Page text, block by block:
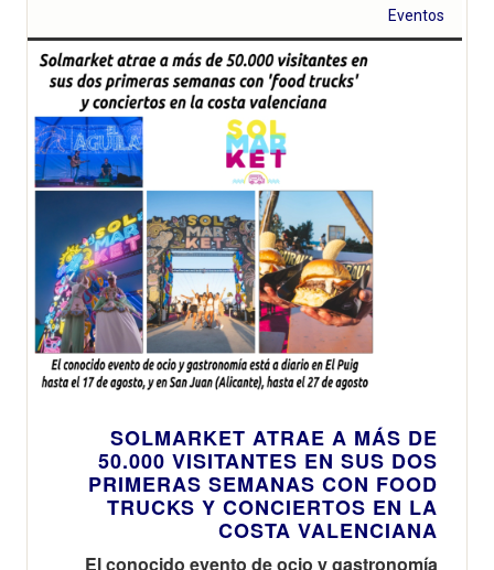
Eventos
SOLMARKET ATRAE A MÁS DE
50.000 VISITANTES EN SUS DOS
PRIMERAS SEMANAS CON FOOD
TRUCKS Y CONCIERTOS EN LA
COSTA VALENCIANA
El conocido evento de ocio y gastronomía